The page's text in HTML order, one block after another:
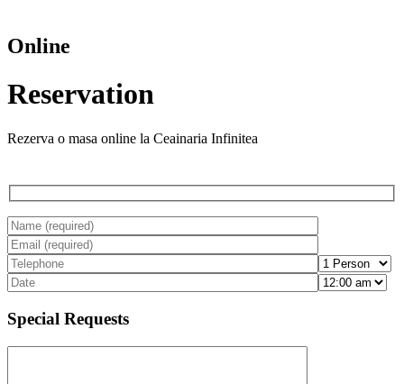
Online
Reservation
Rezerva o masa online la Ceainaria Infinitea
Special Requests